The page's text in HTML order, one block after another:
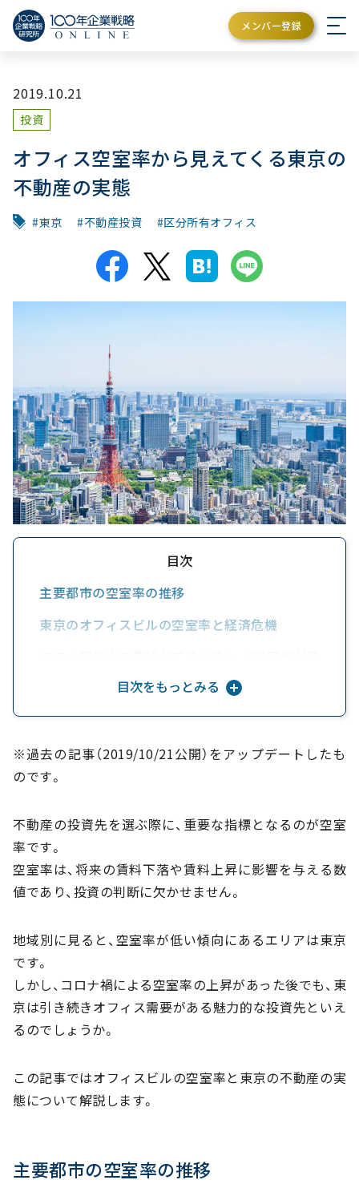
メンバー登録
2019.10.21
投資
オフィス空室率から見えてくる東京の
不動産の実態
東京 不動産投資 区分所有オフィス
目次
主要都市の空室率の推移
東京のオフィスビルの空室率と経済危機
目次をもっとみる
※過去の記事（2019/10/21公開）をアップデートしたも
のです。
不動産の投資先を選ぶ際に、重要な指標となるのが空室
率です。
空室率は、将来の賃料下落や賃料上昇に影響を与える数
値であり、投資の判断に欠かせません。
地域別に見ると、空室率が低い傾向にあるエリアは東京
です。
しかし、コロナ禍による空室率の上昇があった後でも、東
京は引き続きオフィス需要がある魅力的な投資先といえ
るのでしょうか。
この記事ではオフィスビルの空室率と東京の不動産の実
態について解説します。
主要都市の空室率の推移